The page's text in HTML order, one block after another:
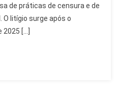
de práticas de censura e de
litígio surge após o
[…]